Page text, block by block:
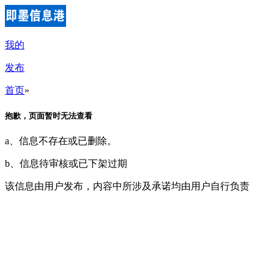
我的
发布
首页»
抱歉，页面暂时无法查看
a、信息不存在或已删除。
b、信息待审核或已下架过期
该信息由用户发布，内容中所涉及承诺均由用户自行负责